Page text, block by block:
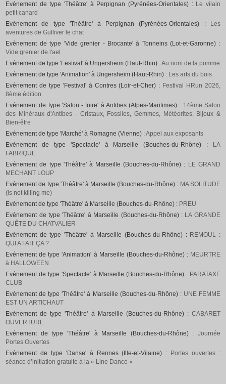
Evénement de type 'Théâtre' à Perpignan (Pyrénées-Orientales) : Le vilain
petit canard
Evénement de type 'Théâtre' à Perpignan (Pyrénées-Orientales) :
Les
aventures de Gulliver le chat
Evénement de type 'Vide grenier - Brocante' à Tonneins (Lot-et-Garonne) :
Vide grenier de l'aet
Evénement de type 'Festival' à Ungersheim (Haut-Rhin) :Au nom de la pomme
Evénement de type 'Animation' à Ungersheim (Haut-Rhin) : Les arts du bois
Evénement de type 'Festival' à Contres (Loir-et-Cher) : Festival HRun 2026,
8ème édition
Evénement de type 'Salon - foire' à Antibes (Alpes-Maritimes) : 14ème Salon
des Minéraux d'Antibes - Cristaux, Fossiles, Gemmes, Météorites, Bijoux &
Bien-être
Evénement de type 'Marché' à Romagne (Vienne) :Appel aux exposants
Evénement de type 'Spectacle' à Marseille (Bouches-du-Rhône) :
LA
FABRIQUE
Evénement de type 'Théâtre' à Marseille (Bouches-du-Rhône) : LE GRAND
MECHANT LOUP
Evénement de type 'Théâtre' à Marseille (Bouches-du-Rhône) : MA SOLITUDE
(is not killing me)
Evénement de type 'Théâtre' à Marseille (Bouches-du-Rhône) : PREU
Evénement de type 'Théâtre' à Marseille (Bouches-du-Rhône) : LA GRANDE
QUÊTE DU CHATVALIER
Evénement de type 'Théâtre' à Marseille (Bouches-du-Rhône) : REMOUL :
QUI A FAIT ÇA ?
Evénement de type 'Animation' à Marseille (Bouches-du-Rhône) : MEURTRE
à HALLOWEEN
Evénement de type 'Spectacle' à Marseille (Bouches-du-Rhône) : PARATAXE
CLUB
Evénement de type 'Théâtre' à Marseille (Bouches-du-Rhône) : UNE FEMME
EST UN ARTICHAUT
Evénement de type 'Théâtre' à Marseille (Bouches-du-Rhône) : CABARET
OUVERTURE
Evénement de type 'Théâtre' à Marseille (Bouches-du-Rhône) : Journée
Portes Ouvertes
Evénement de type 'Danse' à Rennes (Ille-et-Vilaine) :
Portes ouvertes :
séance d’initiation gratuite à la « Line Dance »